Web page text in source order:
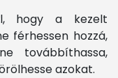
hogy a kezelt
férhessen hozzá,
továbbíthassa,
azokat.